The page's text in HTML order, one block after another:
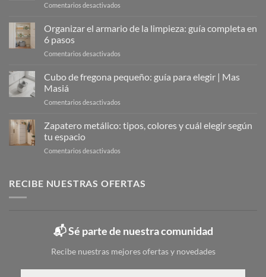
Comentarios desactivados
Metálicos:
La
Organizar
Organizar el armario de la limpieza: guía completa en
6 pasos
Comentarios desactivados
armario
guía
completa
Cubo de fregona pequeño: guía para elegir | Mas
Masiá
Comentarios desactivados
de
fregona
|
Zapatero metálico: tipos, colores y cuál elegir según
tu espacio
Comentarios desactivados
tipos,
según
espacio
RECIBE NUESTRAS OFERTAS
📬 Sé parte de nuestra comunidad
Recibe nuestras mejores ofertas y novedades